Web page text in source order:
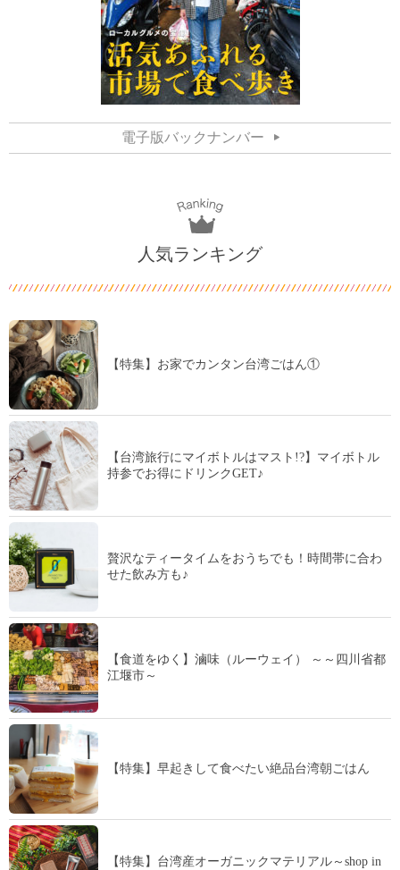
電子版バックナンバー
人気ランキング
【特集】お家でカンタン台湾ごはん①
【台湾旅行にマイボトルはマスト!?】マイボトル
持参でお得にドリンクGET♪
贅沢なティータイムをおうちでも！時間帯に合わ
せた飲み方も♪
【食道をゆく】滷味（ルーウェイ） ～～四川省都
江堰市～
【特集】早起きして食べたい絶品台湾朝ごはん
【特集】台湾産オーガニックマテリアル～shop in